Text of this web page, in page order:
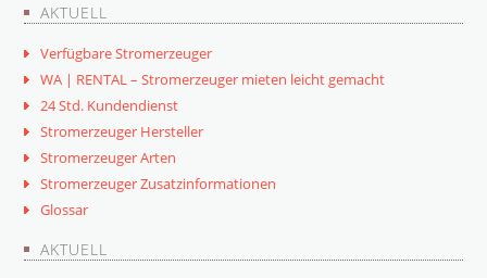
AKTUELL
Verfügbare Stromerzeuger
WA | RENTAL – Stromerzeuger mieten leicht gemacht
24 Std. Kundendienst
Stromerzeuger Hersteller
Stromerzeuger Arten
Stromerzeuger Zusatzinformationen
Glossar
AKTUELL